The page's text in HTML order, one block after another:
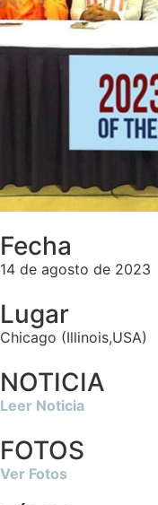
Fecha
14 de agosto de 2023
Lugar
Chicago (Illinois,USA)
NOTICIA
Leer Noticia
FOTOS
Ver Fotos